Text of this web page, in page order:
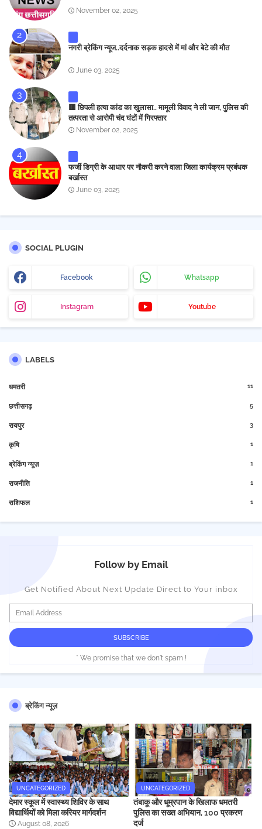
November 02, 2025
नगरी ब्रेकिंग न्यूज..दर्दनाक सड़क हादसे में मां और बेटे की मौत
June 03, 2025
🟥 छिपली हत्या कांड का खुलासा.. मामूली विवाद ने ली जान, पुलिस की
तत्परता से आरोपी चंद घंटों में गिरफ्तार
November 02, 2025
फर्जी डिग्री के आधार पर नौकरी करने वाला जिला कार्यक्रम प्रबंधक
बर्खास्त
June 03, 2025
SOCIAL PLUGIN
Facebook Whatsapp
Instagram Youtube
LABELS
धमतरी 11
छत्तीसगढ़ 5
रायपुर 3
कृषि 1
ब्रेकिंग न्यूज़ 1
राजनीति 1
राशिफल 1
Follow by Email
Get Notified About Next Update Direct to Your inbox
* We promise that we don't spam !
ब्रेकिंग न्यूज़
UNCATEGORIZED
देमार स्कूल में स्वास्थ्य शिविर के साथ
विद्यार्थियों को मिला करियर मार्गदर्शन
August 08, 2026
UNCATEGORIZED
तंबाकू और धूम्रपान के खिलाफ धमतरी
पुलिस का सख्त अभियान, 100 प्रकरण
दर्ज